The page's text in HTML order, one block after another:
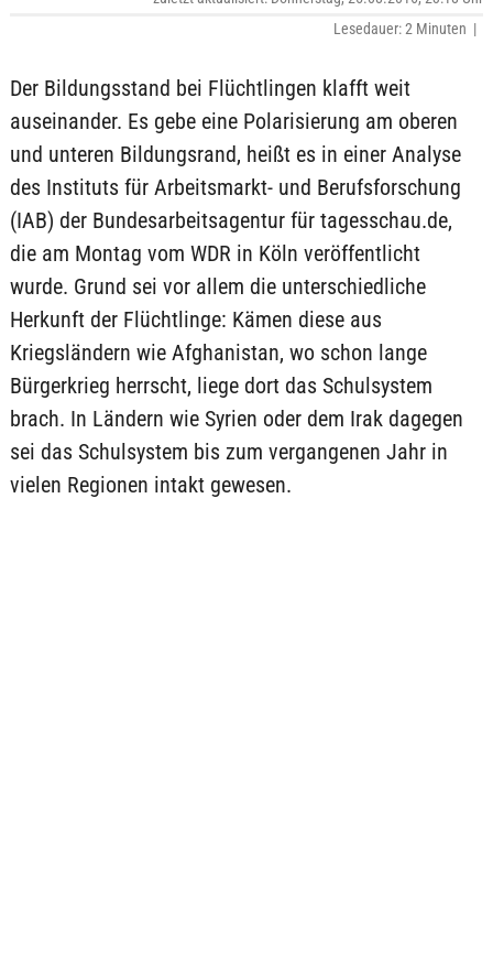
Lesedauer: 2 Minuten |
Der Bildungsstand bei Flüchtlingen klafft weit
auseinander. Es gebe eine Polarisierung am oberen
und unteren Bildungsrand, heißt es in einer Analyse
des Instituts für Arbeitsmarkt- und Berufsforschung
(IAB) der Bundesarbeitsagentur für tagesschau.de,
die am Montag vom WDR in Köln veröffentlicht
wurde. Grund sei vor allem die unterschiedliche
Herkunft der Flüchtlinge: Kämen diese aus
Kriegsländern wie Afghanistan, wo schon lange
Bürgerkrieg herrscht, liege dort das Schulsystem
brach. In Ländern wie Syrien oder dem Irak dagegen
sei das Schulsystem bis zum vergangenen Jahr in
vielen Regionen intakt gewesen.